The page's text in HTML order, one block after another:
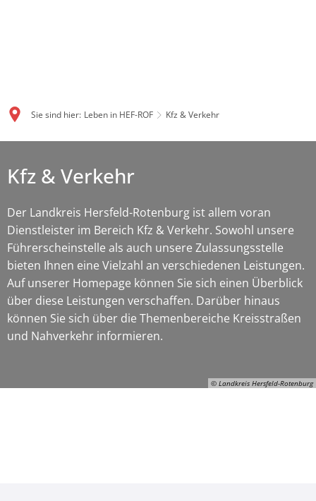
Sie sind hier: Leben in HEF-ROF Kfz & Verkehr
© Landkreis Hersfeld-Rotenburg
Kfz & Verkehr
Der Landkreis Hersfeld-Rotenburg ist allem voran
Dienstleister im Bereich Kfz & Verkehr. Sowohl unsere
Führerscheinstelle als auch unsere Zulassungsstelle
bieten Ihnen eine Vielzahl an verschiedenen Leistungen.
Auf unserer Homepage können Sie sich einen Überblick
über diese Leistungen verschaffen. Darüber hinaus
können Sie sich über die Themenbereiche Kreisstraßen
und Nahverkehr informieren.